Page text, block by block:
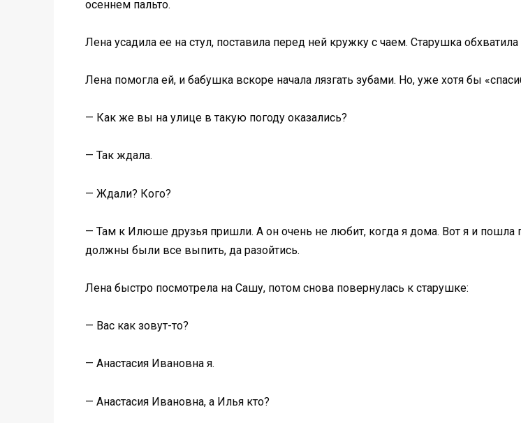
осеннем пальто.
Лена усадила ее на стул, поставила перед ней кружку с чаем. Старушка
Лена помогла ей, и бабушка вскоре начала лязгать зубами. Но, уже хотя бы
— Как же вы на улице в такую погоду оказались?
— Так ждала.
— Ждали? Кого?
— Там к Илюше друзья пришли. А он очень не любит, когда я дома. Вот я и пошла
должны были все выпить, да разойтись.
Лена быстро посмотрела на Сашу, потом снова повернулась к старушке:
— Вас как зовут-то?
— Анастасия Ивановна я.
— Анастасия Ивановна, а Илья кто?